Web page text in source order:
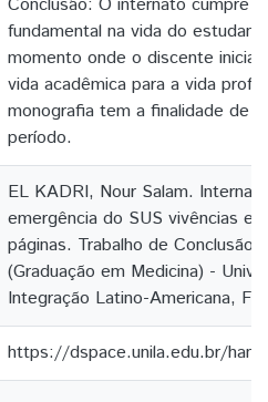
fundamental na vida do
momento onde o discente inicia
vida acadêmica para a vida
monografia tem a finalidade de
período.
EL KADRI, Nour Salam.
emergência do SUS vivências e
páginas. Trabalho de Conclusão
(Graduação em Medicina) -
Integração Latino-Americana,
https://dspace.unila.edu.br/